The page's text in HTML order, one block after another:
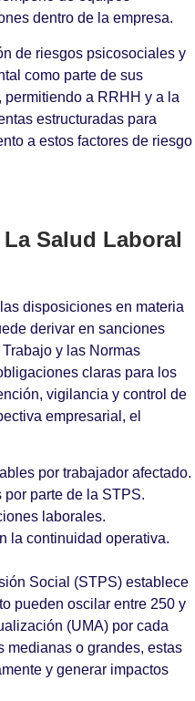
dentro de la empresa.
de riesgos psicosociales y
como parte de sus
a RRHH y a la
estructuradas para
a estos factores de riesgo
Salud Laboral
disposiciones en materia
derivar en sanciones
y las Normas
claras para los
vigilancia y control de
empresarial, el
por trabajador afectado.
parte de la STPS.
laborales.
la continuidad operativa.
Social (STPS) establece
pueden oscilar entre 250 y
(UMA) por cada
medianas o grandes, estas
y generar impactos